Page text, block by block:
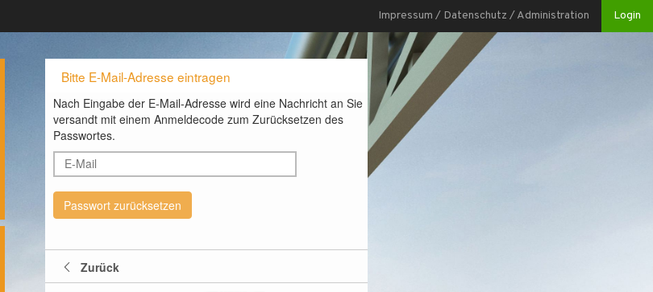
Impressum / Datenschutz / Administration Login
Bitte E-Mail-Adresse eintragen
Nach Eingabe der E-Mail-Adresse wird eine Nachricht an Sie
versandt mit einem Anmeldecode zum Zurücksetzen des
Passwortes.
Zurück